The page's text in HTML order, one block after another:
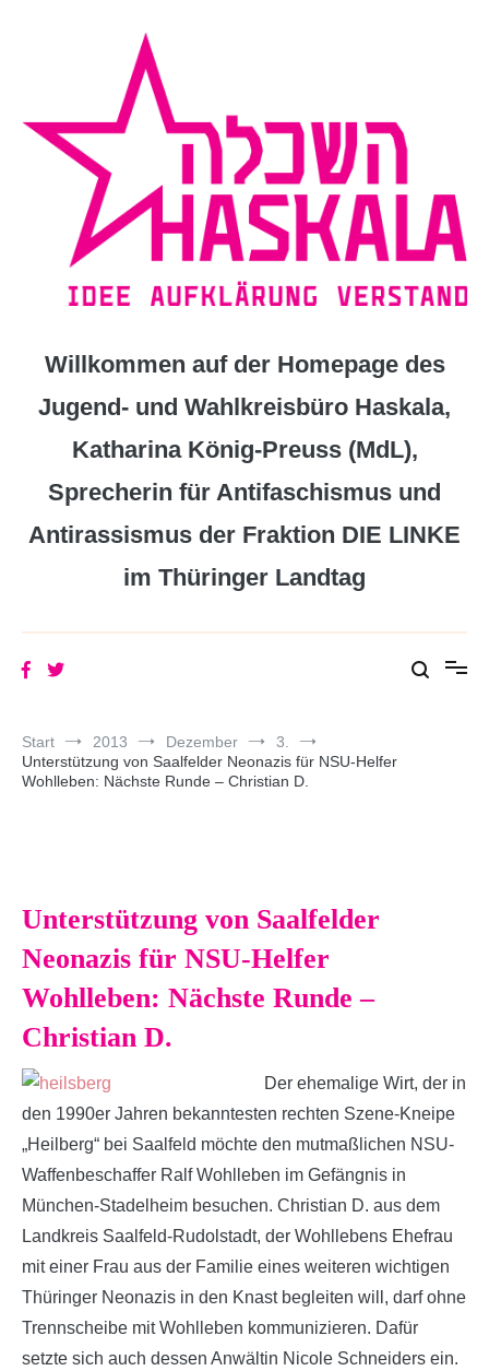
Willkommen auf der Homepage des
Jugend- und Wahlkreisbüro Haskala,
Katharina König-Preuss (MdL),
Sprecherin für Antifaschismus und
Antirassismus der Fraktion DIE LINKE
im Thüringer Landtag
Start 2013 Dezember
3.
Unterstützung von Saalfelder Neonazis für NSU-Helfer
Wohlleben: Nächste Runde – Christian D.
Unterstützung von Saalfelder
Neonazis für NSU-Helfer
Wohlleben: Nächste Runde –
Christian D.
Der ehemalige Wirt, der in
den 1990er Jahren bekanntesten rechten Szene-Kneipe
„Heilberg“ bei Saalfeld möchte den mutmaßlichen NSU-
Waffenbeschaffer Ralf Wohlleben im Gefängnis in
München-Stadelheim besuchen. Christian D. aus dem
Landkreis Saalfeld-Rudolstadt, der Wohllebens Ehefrau
mit einer Frau aus der Familie eines weiteren wichtigen
Thüringer Neonazis in den Knast begleiten will, darf ohne
Trennscheibe mit Wohlleben kommunizieren. Dafür
setzte sich auch dessen Anwältin Nicole Schneiders ein.